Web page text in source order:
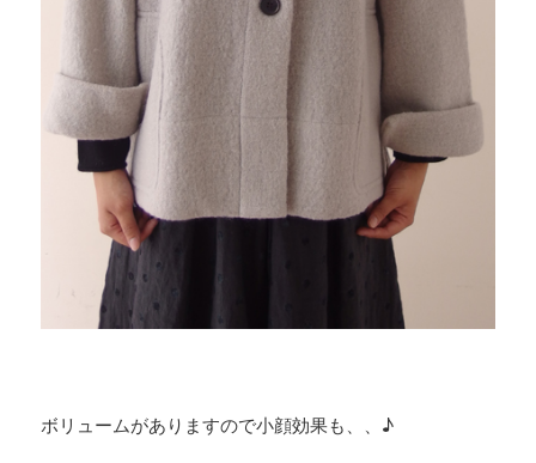
ボリュームがありますので小顔効果も、、♪